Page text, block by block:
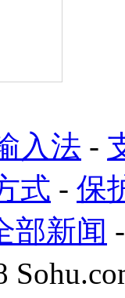
入法 -
式 - 保
部新闻